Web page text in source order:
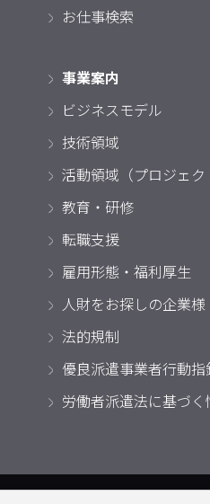
お仕事検索
事業案内
ビジネスモデル
技術領域
活動領域（プロジェク
教育・研修
転職支援
雇用形態・福利厚生
人財をお探しの企業様
法的規制
優良派遣事業者行動指
労働者派遣法に基づ